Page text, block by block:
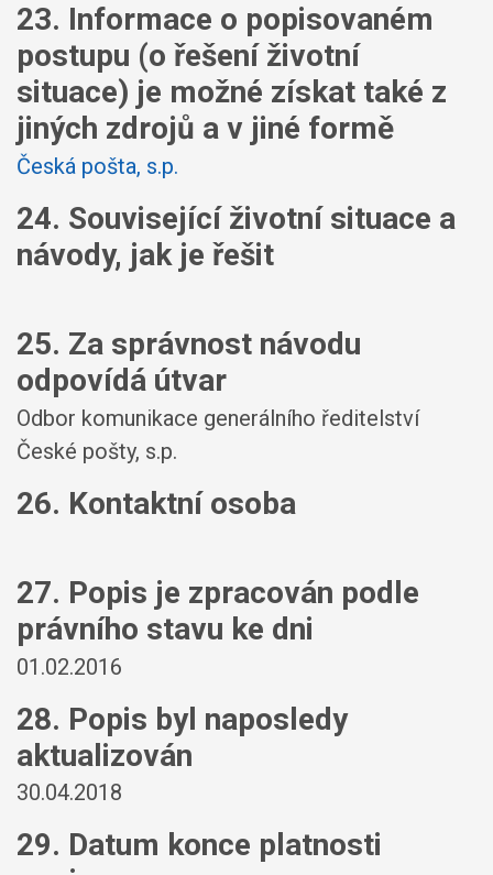
23. Informace o popisovaném
postupu (o řešení životní
situace) je možné získat také z
jiných zdrojů a v jiné formě
Česká pošta, s.p.
24. Související životní situace a
návody, jak je řešit
25. Za správnost návodu
odpovídá útvar
Odbor komunikace generálního ředitelství
České pošty, s.p.
26. Kontaktní osoba
27. Popis je zpracován podle
právního stavu ke dni
01.02.2016
28. Popis byl naposledy
aktualizován
30.04.2018
29. Datum konce platnosti